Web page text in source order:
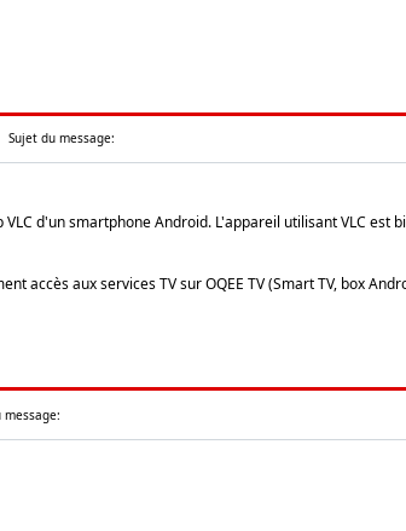
Sujet du message:
d'un smartphone Android. L'appareil utilisant VLC est
accès aux services TV sur OQEE TV (Smart TV, box